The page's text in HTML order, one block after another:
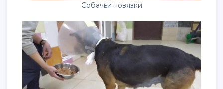
Собачьи повязки